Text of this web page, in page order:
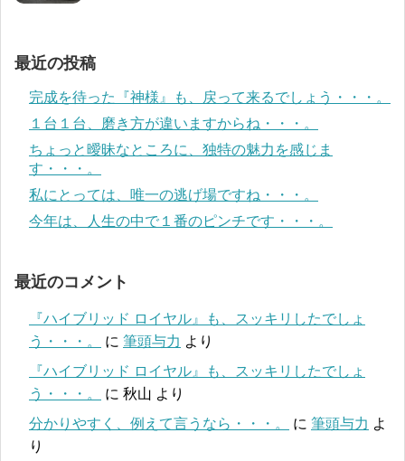
最近の投稿
完成を待った『神様』も、戻って来るでしょう・・・。
１台１台、磨き方が違いますからね・・・。
ちょっと曖昧なところに、独特の魅力を感じま
す・・・。
私にとっては、唯一の逃げ場ですね・・・。
今年は、人生の中で１番のピンチです・・・。
最近のコメント
『ハイブリッド ロイヤル』も、スッキリしたでしょ
う・・・。
に 筆頭与力 より
『ハイブリッド ロイヤル』も、スッキリしたでしょ
う・・・。
に 秋山 より
分かりやすく、例えて言うなら・・・。
に 筆頭与力 よ
り